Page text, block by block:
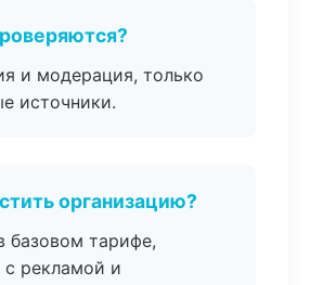
и модерация, только
источники.
организацию?
базовом тарифе,
рекламой и